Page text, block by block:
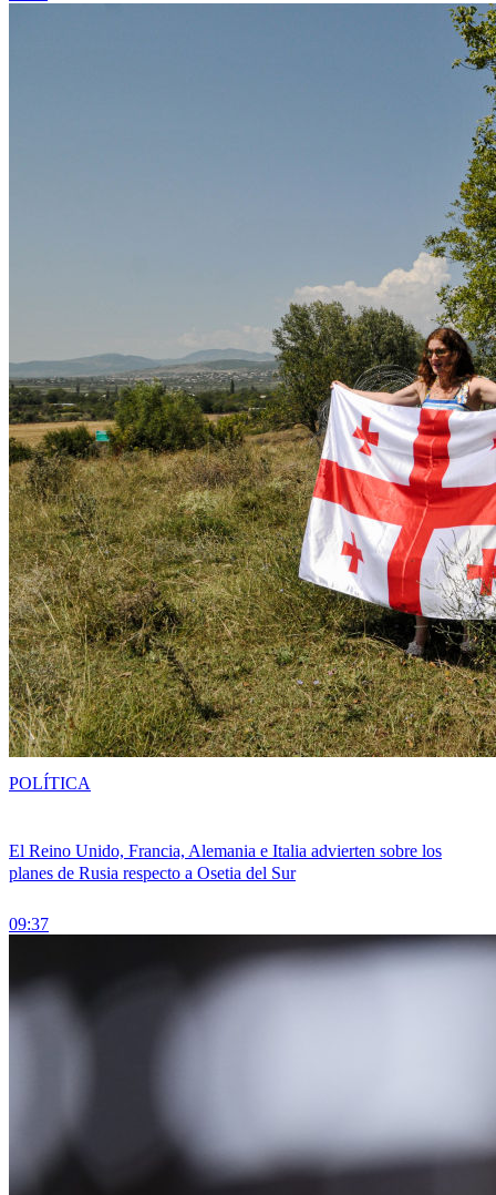
El Reino Unido, Francia, Alemania e Italia advierten sobre los
planes de Rusia respecto a Osetia del Sur
09:37
POLÍTICA